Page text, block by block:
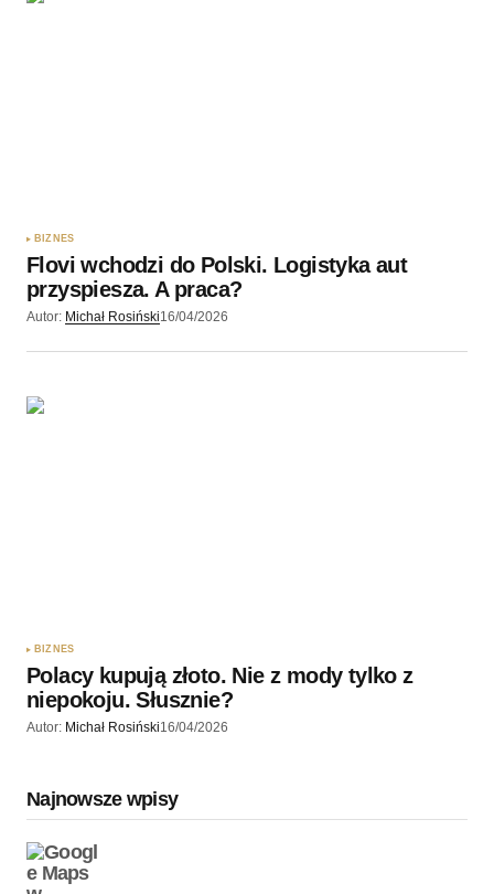
BIZNES
Flovi wchodzi do Polski. Logistyka aut
przyspiesza. A praca?
Autor: Michał Rosiński16/04/2026
BIZNES
Polacy kupują złoto. Nie z mody tylko z
niepokoju. Słusznie?
Autor: Michał Rosiński16/04/2026
Najnowsze wpisy